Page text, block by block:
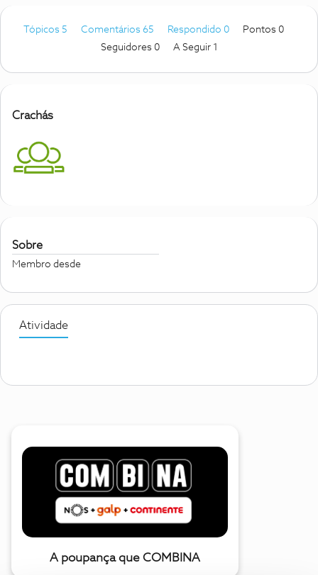
Tópicos 5 Comentários 65 Respondido 0
Pontos 0
Seguidores 0 A Seguir 1
Crachás
Sobre
Membro desde
Atividade
A poupança que COMBINA